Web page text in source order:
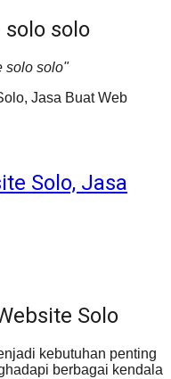
solo
solo solo"
Solo, Jasa
Solo
kebutuhan penting
berbagai kendala